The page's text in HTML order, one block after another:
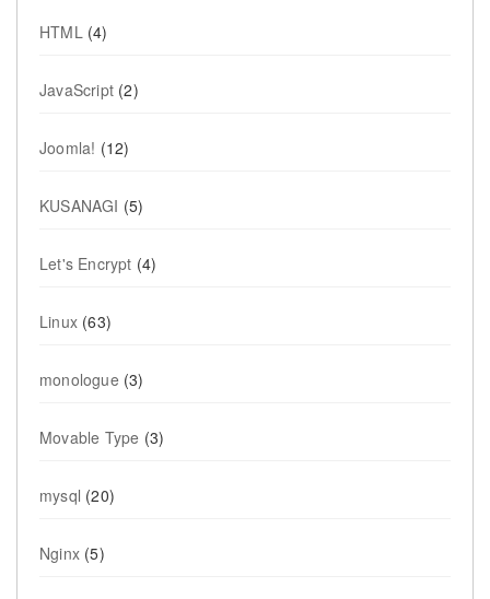
HTML(4)
JavaScript (2)
Joomla! (12)
KUSANAGI (5)
Let's Encrypt (4)
Linux (63)
monologue (3)
Movable Type (3)
mysql (20)
Nginx (5)